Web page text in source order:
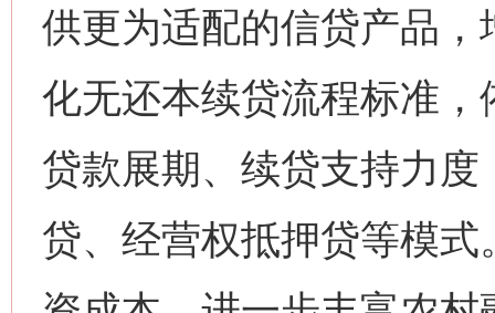
供更为适配的信贷产品
化无还本续贷流程标准
贷款展期、续贷支持力
贷、经营权抵押贷等模